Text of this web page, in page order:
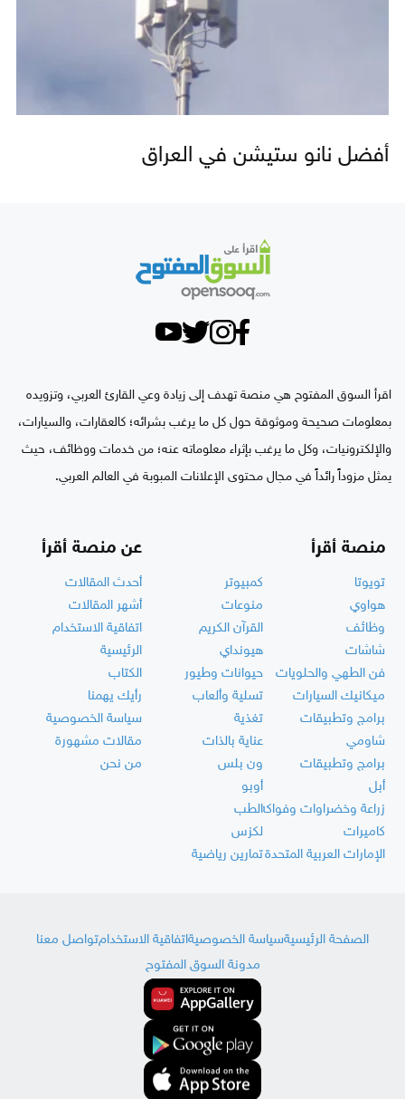
أفضل نانو ستيشن في العراق
اقرأ السوق المفتوح هي منصة تهدف إلى زيادة وعي القارئ العربي، وتزويده
بمعلومات صحيحة وموثوقة حول كل ما يرغب بشرائه؛ كالعقارات، والسيارات،
والإلكترونيات، وكل ما يرغب بإثراء معلوماته عنه؛ من خدمات ووظائف، حيث
يمثل مزوداً رائداً في مجال محتوى الإعلانات المبوبة في العالم العربي.
منصة أقرأ
تويوتا
كمبيوتر
هواوي
منوعات
وظائف
القرآن الكريم
شاشات
هيونداي
فن الطهي والحلويات
حيوانات وطيور
ميكانيك السيارات
تسلية وألعاب
برامج وتطبيقات
تغذية
شاومي
عناية بالذات
برامج وتطبيقات
ون بلس
أبل
أوبو
زراعة وخضراوات وفواكهالطب
كاميرات
لكزس
الإمارات العربية المتحدةتمارين رياضية
عن منصة أقرأ
أحدث المقالات
أشهر المقالات
اتفاقية الاستخدام
الرئيسية
الكتاب
رأيك يهمنا
سياسة الخصوصية
مقالات مشهورة
من نحن
الصفحة الرئيسيةسياسة الخصوصيةاتفاقية الاستخدامتواصل معنا
مدونة السوق المفتوح